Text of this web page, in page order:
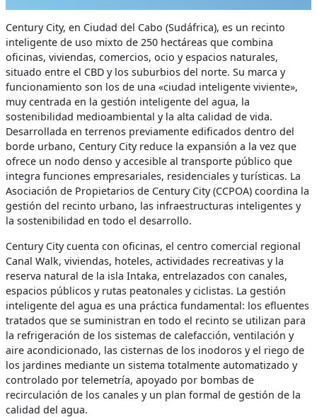
Century City, en Ciudad del Cabo (Sudáfrica), es un recinto
inteligente de uso mixto de 250 hectáreas que combina
oficinas, viviendas, comercios, ocio y espacios naturales,
situado entre el CBD y los suburbios del norte. Su marca y
funcionamiento son los de una «ciudad inteligente viviente»,
muy centrada en la gestión inteligente del agua, la
sostenibilidad medioambiental y la alta calidad de vida.
Desarrollada en terrenos previamente edificados dentro del
borde urbano, Century City reduce la expansión a la vez que
ofrece un nodo denso y accesible al transporte público que
integra funciones empresariales, residenciales y turísticas. La
Asociación de Propietarios de Century City (CCPOA) coordina la
gestión del recinto urbano, las infraestructuras inteligentes y
la sostenibilidad en todo el desarrollo.
Century City cuenta con oficinas, el centro comercial regional
Canal Walk, viviendas, hoteles, actividades recreativas y la
reserva natural de la isla Intaka, entrelazados con canales,
espacios públicos y rutas peatonales y ciclistas. La gestión
inteligente del agua es una práctica fundamental: los efluentes
tratados que se suministran en todo el recinto se utilizan para
la refrigeración de los sistemas de calefacción, ventilación y
aire acondicionado, las cisternas de los inodoros y el riego de
los jardines mediante un sistema totalmente automatizado y
controlado por telemetría, apoyado por bombas de
recirculación de los canales y un plan formal de gestión de la
calidad del agua.